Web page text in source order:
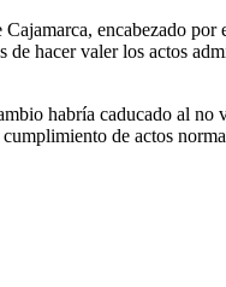
encabezado
hacer valer los actos
habría caducado al no
de actos